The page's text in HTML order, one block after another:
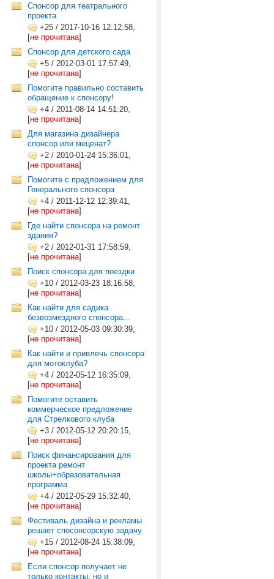
Спонсор для театрального
проекта
+25 / 2017-10-16 12:12:58,
[не прочитана]
Спонсор для детского сада
+5 / 2012-03-01 17:57:49,
[не прочитана]
Помогите правильно составить
обращение к спонсору!
+4 / 2011-08-14 14:51:20,
[не прочитана]
Для магазина дизайнера
спонсор или меценат?
+2 / 2010-01-24 15:36:01,
[не прочитана]
Помогите с предложением для
Генерального спонсора
+4 / 2011-12-12 12:39:41,
[не прочитана]
Где найти спонсора на ремонт
здания?
+2 / 2012-01-31 17:58:59,
[не прочитана]
Поиск спонсора для поездки
+10 / 2012-03-23 18:16:58,
[не прочитана]
Как найти для садика
безвозмездного спонсора...
+10 / 2012-05-03 09:30:39,
[не прочитана]
Как найти и привлечь спонсора
для мотоклуба?
+4 / 2012-05-12 16:35:09,
[не прочитана]
Помогите оставить
коммерческое предложение
для Стрелкового клуба
+3 / 2012-05-12 20:20:15,
[не прочитана]
Поиск финансирования для
проекта ремонт
школы+образовательная
программа
+4 / 2012-05-29 15:32:40,
[не прочитана]
Фестиваль дизайна и рекламы
решает спосонсорскую задачу
+15 / 2012-08-24 15:38:09,
[не прочитана]
Если спонсор получает не
только контакты, но и